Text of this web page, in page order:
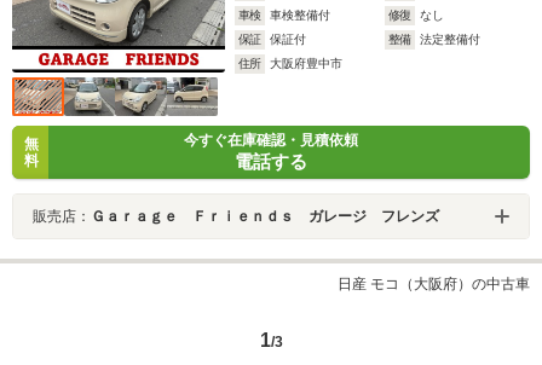
車検
車検整備付 修復
なし
保証
保証付 整備
法定整備付
住所
大阪府豊中市
無
料
今すぐ在庫確認・見積依頼
電話する
販売店： Ｇａｒａｇｅ Ｆｒｉｅｎｄｓ ガレージ フレンズ
日産 モコ（大阪府）の中古車
1/3